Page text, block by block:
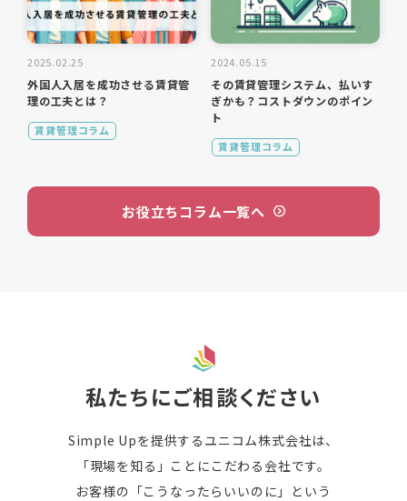
2025.02.25
外国人入居を成功させる賃貸管
理の工夫とは？
賃貸管理コラム
2024.05.15
その賃貸管理システム、払いす
ぎかも？コストダウンのポイン
ト
賃貸管理コラム
お役立ちコラム一覧へ
私たちにご相談ください
Simple Upを提供するユニコム株式会社は、
「現場を知る」ことにこだわる会社です。
お客様の「こうなったらいいのに」という